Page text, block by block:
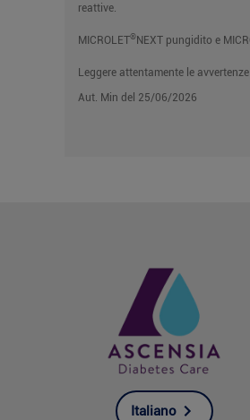
reattive.
MICROLET®NEXT pungidito e
Leggere attentamente le
Aut. Min del 25/06/2026
Italiano